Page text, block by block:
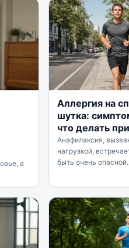
а
Аллергия на
шутка:
что делать
Анафилаксия,
нагрузкой,
быть очень опасной.